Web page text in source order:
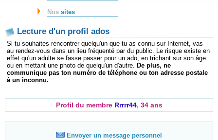
Nossites
Lecture d'un profil ados
Si tu souhaites rencontrer quelqu'un que tu as connu sur Internet, vas
au rendez-vous dans un lieu fréquenté par du public. Le risque existe en
effet qu'un adulte se fasse passer pour un ado, en trichant sur son âge
ou en mettant une photo de quelqu'un d'autre. De plus, ne
communique pas ton numéro de téléphone ou ton adresse postale
à un inconnu.
Profil du membre Rrrrr44, 34 ans
Envoyer un message personnel